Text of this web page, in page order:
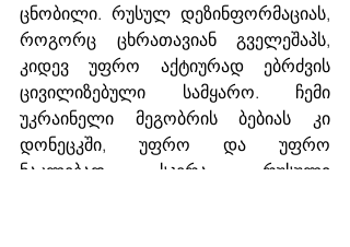
ცნობილი. რუსულ დეზინფორმაციას,
როგორც ცხრათავიან გველეშაპს,
კიდევ უფრო აქტიურად ებრძვის
ცივილიზებული სამყარო. ჩემი
უკრაინელი მეგობრის ბებიას კი
დონეცკში, უფრო და უფრო
ნაკლებად სჯერა რუსული